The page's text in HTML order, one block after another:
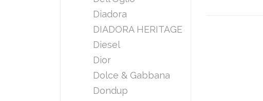
Diadora
DIADORA HERITAGE
Diesel
Dior
Dolce & Gabbana
Dondup